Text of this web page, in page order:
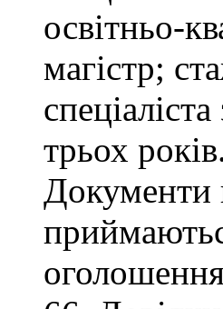
освітньо-
магістр;
трьох
Документи